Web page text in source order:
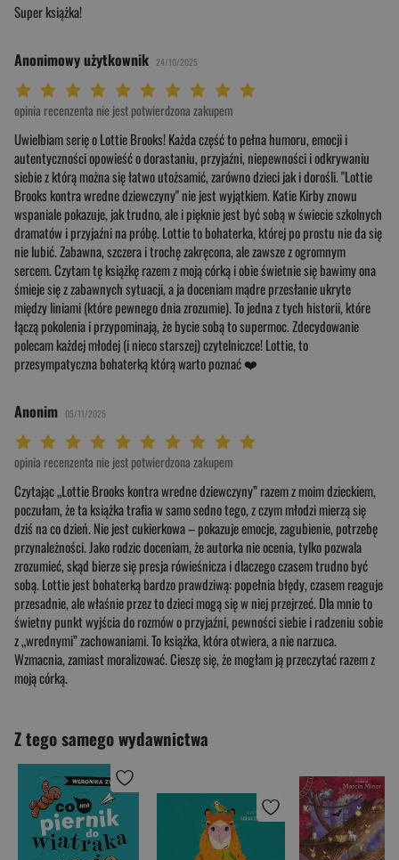
Super książka!
Anonimowy użytkownik 24/10/2025
Twoja ocena: Arcydzieło 10/10"
Twoja ocena: Wybitna 9/10"
Twoja ocena: Rewelacyjna 8/10"
Twoja ocena: Bardzo dobra 7/10"
Twoja ocena: Dobra 6/10"
Twoja ocena: Przeciętna 5/10"
Twoja ocena: Może być 4/10"
Twoja ocena: Słaba 3/10"
Twoja ocena: Bardzo słaba 2/10"
Twoja ocena: Beznadziejna 1/10"
opinia recenzenta nie jest potwierdzona zakupem
Uwielbiam serię o Lottie Brooks! Każda część to pełna humoru, emocji i
autentyczności opowieść o dorastaniu, przyjaźni, niepewności i odkrywaniu
siebie z którą można się łatwo utożsamić, zarówno dzieci jak i dorośli. "Lottie
Brooks kontra wredne dziewczyny" nie jest wyjątkiem. Katie Kirby znowu
wspaniale pokazuje, jak trudno, ale i pięknie jest być sobą w świecie szkolnych
dramatów i przyjaźni na próbę. Lottie to bohaterka, której po prostu nie da się
nie lubić. Zabawna, szczera i trochę zakręcona, ale zawsze z ogromnym
sercem. Czytam tę książkę razem z moją córką i obie świetnie się bawimy ona
śmieje się z zabawnych sytuacji, a ja doceniam mądre przesłanie ukryte
między liniami (które pewnego dnia zrozumie). To jedna z tych historii, które
łączą pokolenia i przypominają, że bycie sobą to supermoc. Zdecydowanie
polecam każdej młodej (i nieco starszej) czytelniczce! Lottie, to
przesympatyczna bohaterką którą warto poznać ❤️
Anonim 05/11/2025
Twoja ocena: Arcydzieło 10/10"
Twoja ocena: Wybitna 9/10"
Twoja ocena: Rewelacyjna 8/10"
Twoja ocena: Bardzo dobra 7/10"
Twoja ocena: Dobra 6/10"
Twoja ocena: Przeciętna 5/10"
Twoja ocena: Może być 4/10"
Twoja ocena: Słaba 3/10"
Twoja ocena: Bardzo słaba 2/10"
Twoja ocena: Beznadziejna 1/10"
opinia recenzenta nie jest potwierdzona zakupem
Czytając „Lottie Brooks kontra wredne dziewczyny” razem z moim dzieckiem,
poczułam, że ta książka trafia w samo sedno tego, z czym młodzi mierzą się
dziś na co dzień. Nie jest cukierkowa – pokazuje emocje, zagubienie, potrzebę
przynależności. Jako rodzic doceniam, że autorka nie ocenia, tylko pozwala
zrozumieć, skąd bierze się presja rówieśnicza i dlaczego czasem trudno być
sobą. Lottie jest bohaterką bardzo prawdziwą: popełnia błędy, czasem reaguje
przesadnie, ale właśnie przez to dzieci mogą się w niej przejrzeć. Dla mnie to
świetny punkt wyjścia do rozmów o przyjaźni, pewności siebie i radzeniu sobie
z „wrednymi” zachowaniami. To książka, która otwiera, a nie narzuca.
Wzmacnia, zamiast moralizować. Cieszę się, że mogłam ją przeczytać razem z
moją córką.
Z tego samego wydawnictwa